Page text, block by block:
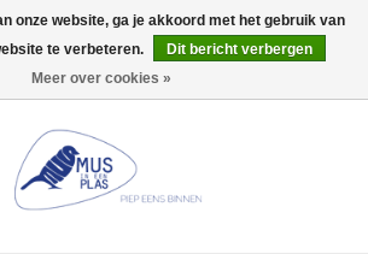
0 Artikelen - €0,00
onze website, ga je akkoord met het gebruik van
te verbeteren.
Dit bericht verbergen
Meer over cookies »
gesloten op Do 13/08